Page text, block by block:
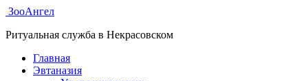
ЗооАнгел
Ритуальная служба в Некрасовском
Главная
Эвтаназия